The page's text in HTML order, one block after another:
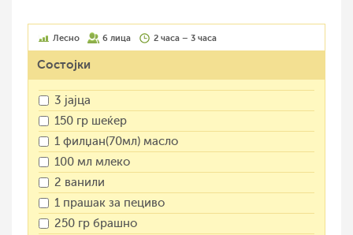
Лесно 6 лица 2 часа – 3 часа
Состојки
3 јајца
150 гр шеќер
1 филџан(70мл) масло
100 мл млеко
2 ванили
1 прашак за пециво
250 гр брашно